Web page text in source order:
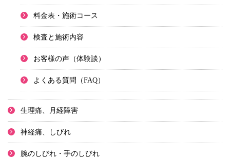
料金表・施術コース
検査と施術内容
お客様の声（体験談）
よくある質問（FAQ）
生理痛、月経障害
神経痛、しびれ
腕のしびれ・手のしびれ